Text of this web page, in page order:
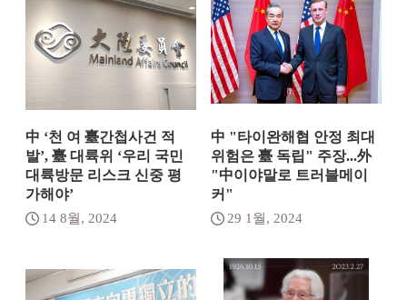
中 ‘천 여 臺간첩사건 적
발’, 臺 대륙위 ‘우리 국민
대륙방문 리스크 신중 평
가해야’
14 8월, 2024
中 "타이완해협 안정 최대
위험은 臺 독립" 주장...外
"中이야말로 트러블메이
커"
29 1월, 2024